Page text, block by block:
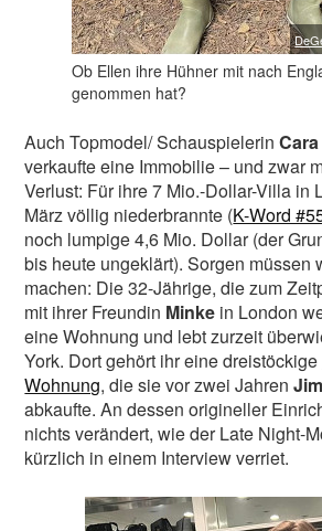
Ob Ellen ihre Hühner mit nach
genommen hat?
Auch Topmodel/ Schauspielerin
verkaufte eine Immobilie – und zwar
Verlust: Für ihre 7 Mio.-Dollar-Villa in
März völlig niederbrannte (K-Word
noch lumpige 4,6 Mio. Dollar (der
bis heute ungeklärt). Sorgen müssen
machen: Die 32-Jährige, die zum
mit ihrer Freundin Minke in London
eine Wohnung und lebt zurzeit
York. Dort gehört ihr eine dreistöckige
Wohnung, die sie vor zwei Jahren
abkaufte. An dessen origineller
nichts verändert, wie der Late Night-
kürzlich in einem Interview verriet.